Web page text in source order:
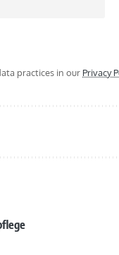
practices in our Privacy